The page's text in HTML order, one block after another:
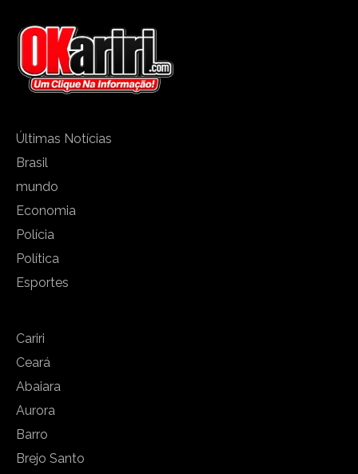
Últimas Notícias
Brasil
mundo
Economia
Polícia
Política
Esportes
Cariri
Ceará
Abaiara
Aurora
Barro
Brejo Santo